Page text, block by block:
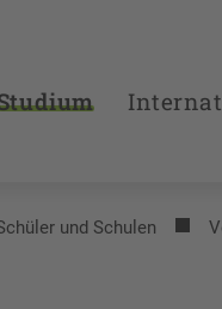
und Schulen